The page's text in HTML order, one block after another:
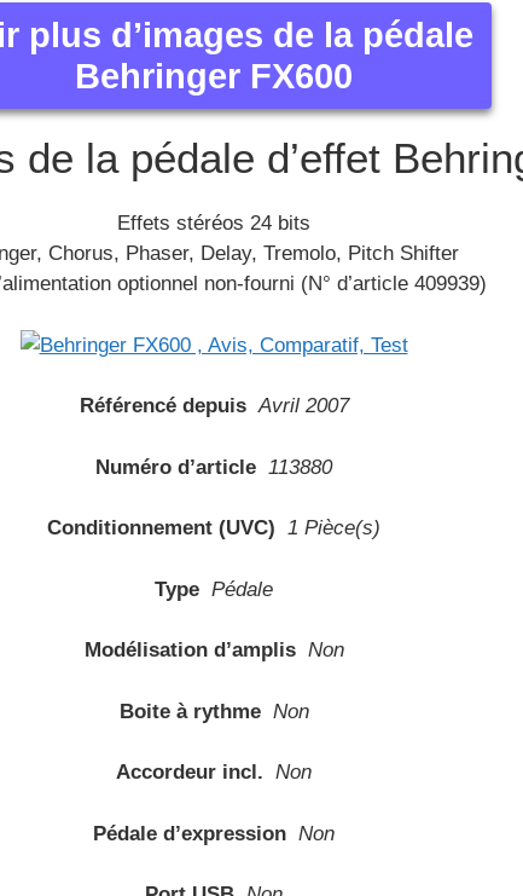
plus d’images de la pédale
Behringer FX600
de la pédale d’effet
Effets stéréos 24 bits
Chorus, Phaser, Delay, Tremolo, Pitch Shifter
optionnel non-fourni (N° d’article 409939)
Référencé depuisAvril 2007
Numéro d’article 113880
Conditionnement (UVC) 1 Pièce(s)
Type Pédale
Modélisation d’amplis Non
Boite à rythme Non
Accordeur incl. Non
Pédale d’expression Non